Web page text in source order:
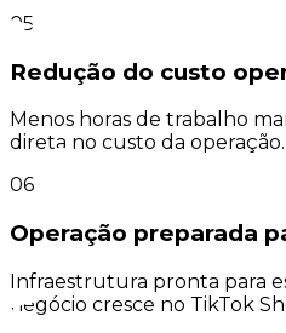
05
Redução do custo
Menos horas de trabalho
direta no custo da operação.
06
Operação preparada
Infraestrutura pronta para
negócio cresce no TikTok